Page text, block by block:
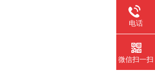
电话
微信扫一扫